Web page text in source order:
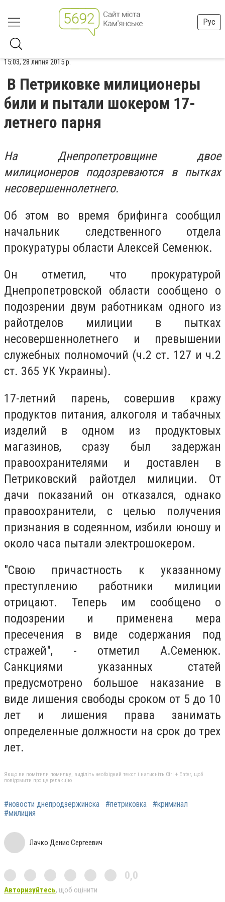
Рус
15:03, 28 липня 2015 р.
В Петриковке милиционеры
били и пытали шокером 17-
летнего парня
На Днепропетровщине двое
милиционеров подозреваются в пытках
несовершеннолетнего.
Об этом во время брифинга сообщил
начальник следственного отдела
прокуратуры области Алексей Семенюк.
Он отметил, что прокуратурой
Днепропетровской области сообщено о
подозрении двум работникам одного из
райотделов милиции в пытках
несовершеннолетнего и превышении
служебных полномочий (ч.2 ст. 127 и ч.2
ст. 365 УК Украины).
17-летний парень, совершив кражу
продуктов питания, алкоголя и табачных
изделий в одном из продуктовых
магазинов, сразу был задержан
правоохранителями и доставлен в
Петриковский райотдел милиции. От
дачи показаний он отказался, однако
правоохранители, с целью получения
признания в содеянном, избили юношу и
около часа пытали электрошокером.
"Свою причастность к указанному
преступлению работники милиции
отрицают. Теперь им сообщено о
подозрении и применена мера
пресечения в виде содержания под
стражей", - отметил А.Семенюк.
Санкциями указанных статей
предусмотрено большое наказание в
виде лишения свободы сроком от 5 до 10
лет и лишения права занимать
определенные должности на срок до трех
лет.
Якщо ви помітили помилку, виділіть необхідний текст і натисніть Ctrl + Enter, щоб
повідомити про це редакцію
#новости днепродзержинска #петриковка
#криминал
#милиция
Лачко Денис Сергеевич
0,0
Авторизуйтесь, щоб оцінити